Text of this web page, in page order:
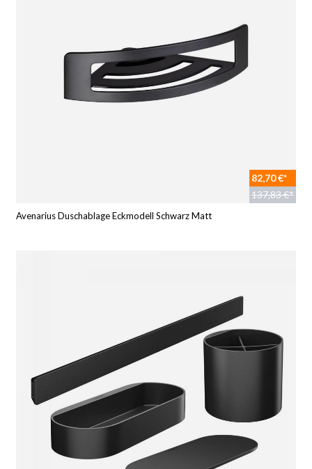
82,70 €*
137,83 €*
Avenarius Duschablage Eckmodell Schwarz Matt